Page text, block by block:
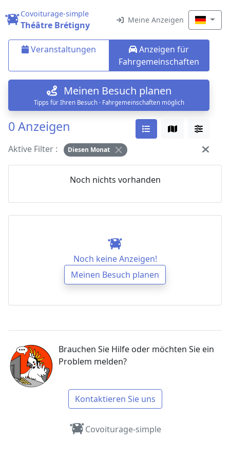
Covoiturage-simple
Théâtre Brétigny Meine Anzeigen
Veranstaltungen
Anzeigen für
Fahrgemeinschaften
Meinen Besuch planen
Tipps für Ihren Besuch · Fahrgemeinschaften möglich
0 Anzeigen
Aktive Filter : Diesen Monat
Noch nichts vorhanden
Noch keine Anzeigen!
Meinen Besuch planen
Brauchen Sie Hilfe oder möchten Sie ein
Problem melden?
Kontaktieren Sie uns
Covoiturage-simple